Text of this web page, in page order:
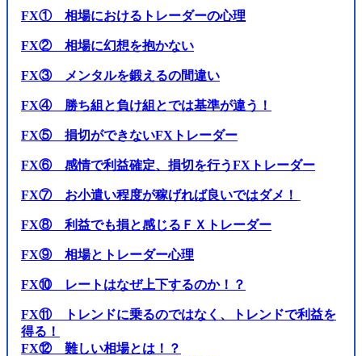
FX① 相場におけるトレーダーの心理
FX② 相場に幻想を抱かない
FX③ メンタルを鍛えるの間違い
FX④ 勝ち組と負け組とでは基準が違う！
FX⑤ 損切ができないFXトレーダー
FX⑥ 感情で利益確定、損切を行うFXトレーダー
FX⑦ お小遣い程度が稼げれば良いではダメ！
FX⑧ 利益でも損と感じるＦＸトレーダー
FX⑨ 相場とトレーダー心理
FX⑩ レートはなぜ上下するのか！？
FX⑪ トレンドに乗るのではなく、トレンドで利益を
得る！
FX⑫ 難しい相場とは！？